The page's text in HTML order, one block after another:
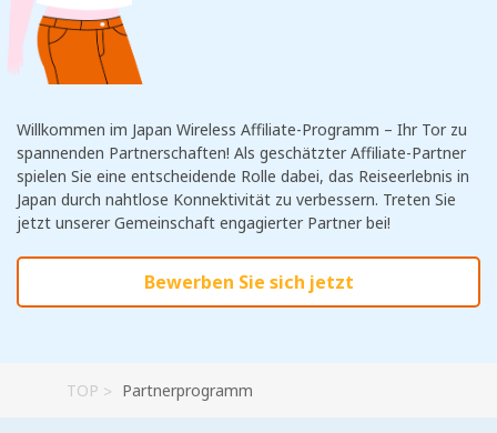
Willkommen im Japan Wireless Affiliate-Programm – Ihr Tor zu
spannenden Partnerschaften! Als geschätzter Affiliate-Partner
spielen Sie eine entscheidende Rolle dabei, das Reiseerlebnis in
Japan durch nahtlose Konnektivität zu verbessern. Treten Sie
jetzt unserer Gemeinschaft engagierter Partner bei!
Bewerben Sie sich jetzt
TOP Partnerprogramm